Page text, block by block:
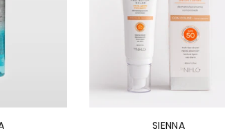
SIENNA